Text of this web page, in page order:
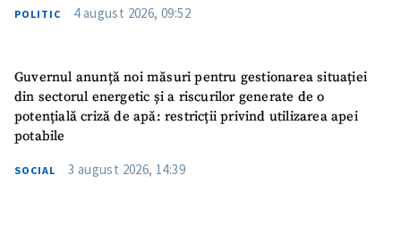
POLITIC 4 august 2026, 09:52
Guvernul anunță noi măsuri pentru gestionarea situației
din sectorul energetic și a riscurilor generate de o
potențială criză de apă: restricții privind utilizarea apei
potabile
SOCIAL 3 august 2026, 14:39